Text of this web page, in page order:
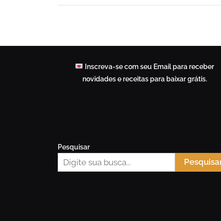
Inscreva-se com seu Email para receber
novidades e receitas para baixar grátis.
Pesquisar